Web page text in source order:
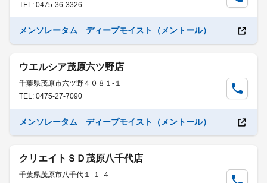
TEL: 0475-36-3326
メンソレータム ディープモイスト（メントール）
ウエルシア茂原六ツ野店
千葉県茂原市六ツ野４０８１-１
TEL: 0475-27-7090
メンソレータム ディープモイスト（メントール）
クリエイトＳＤ茂原八千代店
千葉県茂原市八千代１-１-４